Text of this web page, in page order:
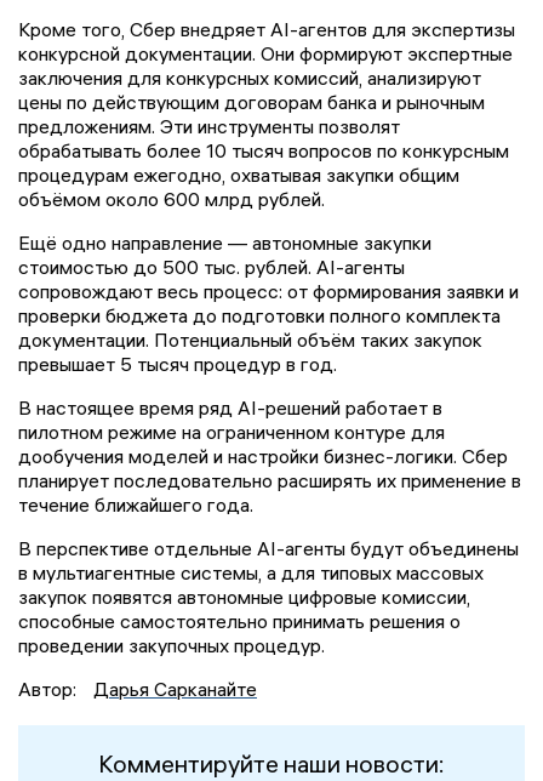
Кроме того, Сбер внедряет AI-агентов для экспертизы
конкурсной документации. Они формируют экспертные
заключения для конкурсных комиссий, анализируют
цены по действующим договорам банка и рыночным
предложениям. Эти инструменты позволят
обрабатывать более 10 тысяч вопросов по конкурсным
процедурам ежегодно, охватывая закупки общим
объёмом около 600 млрд рублей.
Ещё одно направление — автономные закупки
стоимостью до 500 тыс. рублей. AI-агенты
сопровождают весь процесс: от формирования заявки и
проверки бюджета до подготовки полного комплекта
документации. Потенциальный объём таких закупок
превышает 5 тысяч процедур в год.
В настоящее время ряд AI-решений работает в
пилотном режиме на ограниченном контуре для
дообучения моделей и настройки бизнес-логики. Сбер
планирует последовательно расширять их применение в
течение ближайшего года.
В перспективе отдельные AI-агенты будут объединены
в мультиагентные системы, а для типовых массовых
закупок появятся автономные цифровые комиссии,
способные самостоятельно принимать решения о
проведении закупочных процедур.
Автор:
Дарья Сарканайте
Комментируйте наши новости: